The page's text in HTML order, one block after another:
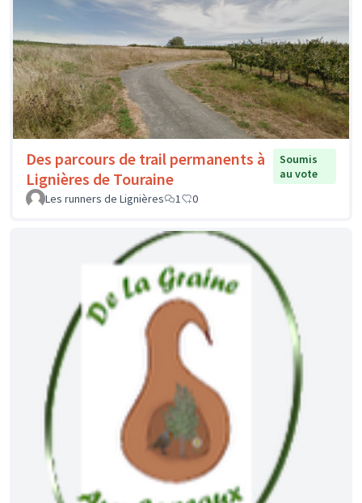
Des parcours de trail permanents à
Lignières de Touraine
Soumis
au vote
Les runners de Lignières
1 0